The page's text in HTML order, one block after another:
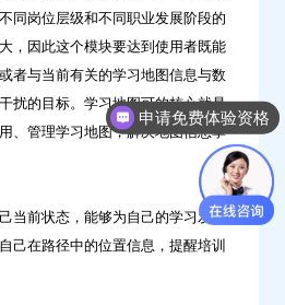
同岗位层级和不同职业发展阶段的
，因此这个模块要达到使用者既能
者与当前有关的学习地图信息与数
扰的目标。学习地图可的核心就是
、管理学习地图，解决地图信息掌
当前状态，能够为自己的学习发展
己在路径中的位置信息，提醒培训
申请免费体验资格